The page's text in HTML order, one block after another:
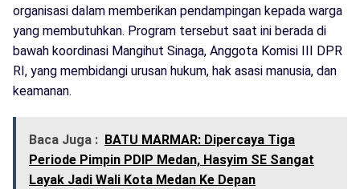
organisasi dalam memberikan pendampingan kepada warga
yang membutuhkan. Program tersebut saat ini berada di
bawah koordinasi Mangihut Sinaga, Anggota Komisi III DPR
RI, yang membidangi urusan hukum, hak asasi manusia, dan
keamanan.
Baca Juga : BATU MARMAR: Dipercaya Tiga
Periode Pimpin PDIP Medan, Hasyim SE Sangat
Layak Jadi Wali Kota Medan Ke Depan